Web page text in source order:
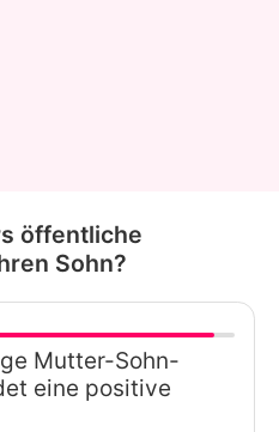
öffentliche
Sohn?
Mutter-Sohn-
eine positive